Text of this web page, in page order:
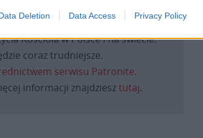
Deletion Data Access Privacy Policy
Ciebie!
Kościoła w Polsce i na świecie.
coraz trudniejsze.
serwisu Patronite.
informacji znajdziesztutaj.